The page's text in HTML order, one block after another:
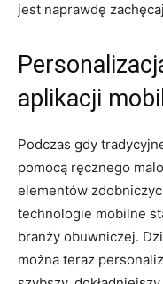
jest naprawdę
⁢aplikacji‍
Podczas gdy
pomocą ⁤ręcznego
elementów
technologie mobilne⁣
branży obuwniczej.
można ⁤teraz